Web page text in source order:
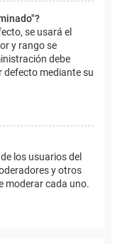
se usará el
y rango se
debe
defecto mediante su
los usuarios del
y otros
moderar cada uno.